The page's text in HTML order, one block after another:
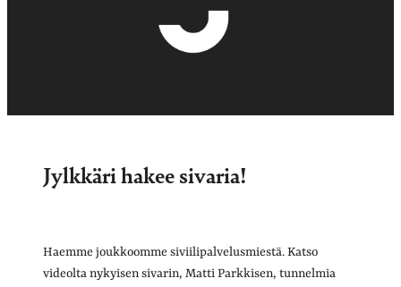
Jylkkäri hakee sivaria!
Haemme joukkoomme siviilipalvelusmiestä. Katso
videolta nykyisen sivarin, Matti Parkkisen, tunnelmia